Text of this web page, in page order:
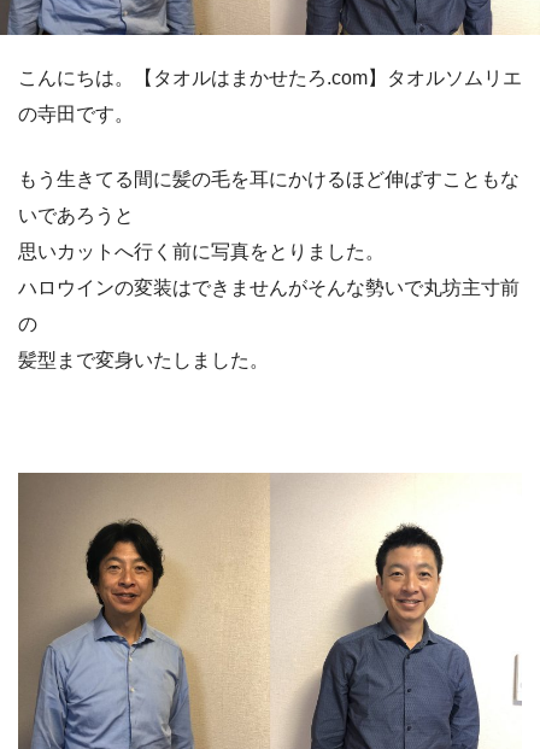
こんにちは。【タオルはまかせたろ.com】タオルソムリエ
の寺田です。
もう生きてる間に髪の毛を耳にかけるほど伸ばすこともな
いであろうと
思いカットへ行く前に写真をとりました。
ハロウインの変装はできませんがそんな勢いで丸坊主寸前
の
髪型まで変身いたしました。